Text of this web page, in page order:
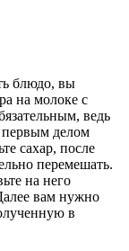
блюдо, вы
на молоке с
ведь
первым делом
сахар, после
перемешать.
на него
вам нужно
в